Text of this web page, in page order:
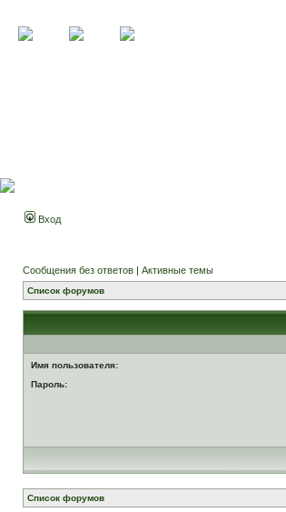
Вход
Сообщения без ответов | Активные темы
Список форумов
Имя пользователя:
Пароль:
Список форумов